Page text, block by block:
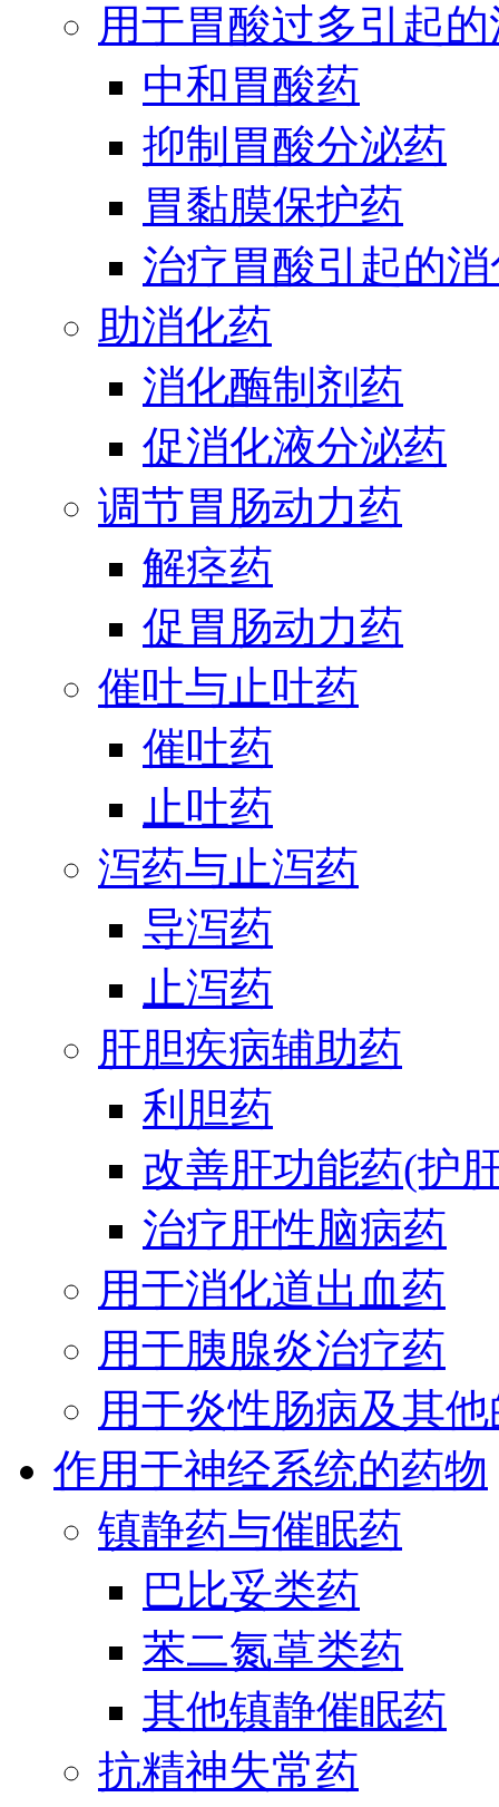
用于胃酸过多引起
中和胃酸药
抑制胃酸分泌药
胃黏膜保护药
治疗胃酸引起的
助消化药
消化酶制剂药
促消化液分泌药
调节胃肠动力药
解痉药
促胃肠动力药
催吐与止吐药
催吐药
止吐药
泻药与止泻药
导泻药
止泻药
肝胆疾病辅助药
利胆药
改善肝功能药(护
治疗肝性脑病药
用于消化道出血药
用于胰腺炎治疗药
用于炎性肠病及其
作用于神经系统的药物
镇静药与催眠药
巴比妥类药
苯二氮䓬类药
其他镇静催眠药
抗精神失常药